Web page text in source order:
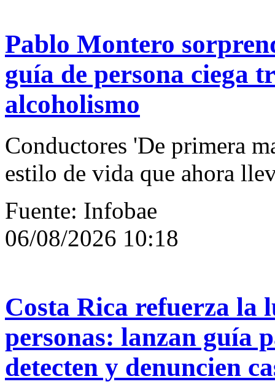
Pablo Montero
guía de persona ciega
alcoholismo
Conductores 'De primera
estilo de vida que ahora
Fuente: Infobae
06/08/2026 10:18
Costa Rica refuerza la
personas: lanzan guía
detecten y denuncien